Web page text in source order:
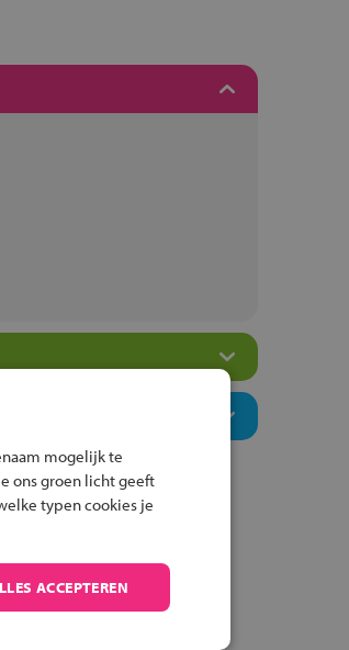
mogelijk te
ons groen licht geeft
typen cookies je
ACCEPTEREN